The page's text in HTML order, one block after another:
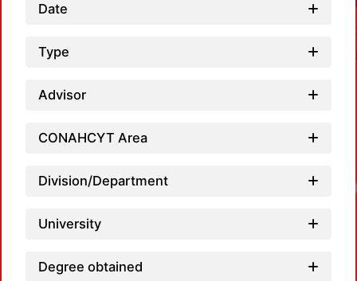
Date
Type
Advisor
CONAHCYT Area
Division/Department
University
Degree obtained